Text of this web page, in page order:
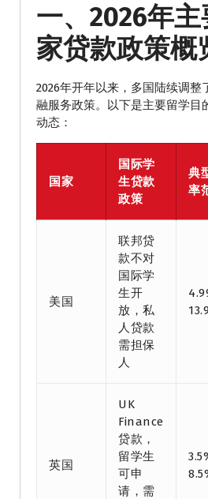
一、2026年主
家贷款政策概
2026年开年以来，多国陆续调整
融服务政策。以下是主要留学目
动态：
国家
国际学
生贷款
政策
典
率
美国
联邦贷
款不对
国际学
生开
放，私
人贷款
需担保
人
英国
UK
Finance
贷款，
留学生
可申
请，需